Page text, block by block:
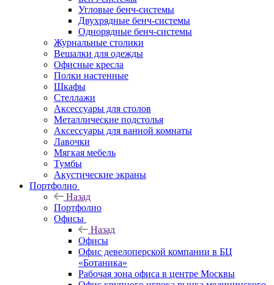
Угловые бенч-системы
Двухрядные бенч-системы
Однорядные бенч-системы
Журнальные столики
Вешалки для одежды
Офисные кресла
Полки настенные
Шкафы
Стеллажи
Аксессуары для столов
Металлические подстолья
Аксессуары для ванной комнаты
Лавочки
Мягкая мебель
Тумбы
Акустические экраны
Портфолио
Назад
Портфолио
Офисы
Назад
Офисы
Офис девелоперской компании в БЦ
«Ботаника»
Рабочая зона офиса в центре Москвы